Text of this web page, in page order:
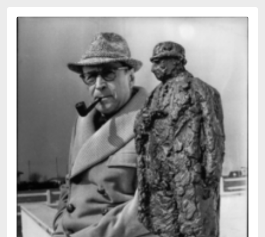
Abbey, Kieran
Abdel-Fattah, Randa
Abgarjan, Narine
Abrahams, Peter (f. 1919)
Abrahams, Peter (f. 1947)
Abrahamson, Emmy
Abse, Dannie
Abu-Jaber, Diana
Abulhawa, Susan
Aburas, Lone